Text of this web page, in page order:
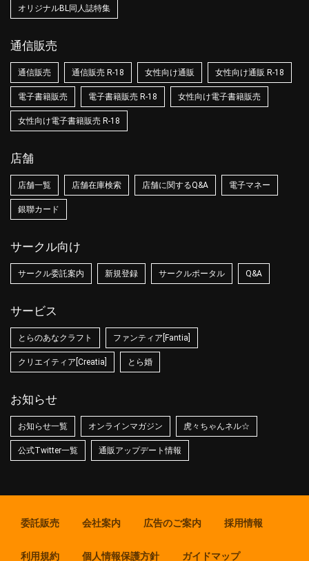
オリジナルBL同人誌特集
通信販売
通信販売 通信販売 R-18 女性向け通販 女性向け通販 R-18
電子書籍販売 電子書籍販売 R-18 女性向け電子書籍販売
女性向け電子書籍販売 R-18
店舗
店舗一覧 店舗在庫検索 店舗に関するQ&A 電子マネー
銀聯カード
サークル向け
サークル委託案内 新規登録 サークルポータル Q&A
サービス
とらのあなクラフト ファンティア[Fantia]
クリエイティア[Creatia] とら婚
お知らせ
お知らせ一覧 オンラインマガジン 虎々ちゃんネル☆
公式Twitter一覧 通販アップデート情報
委託販売 会社案内 広告のご案内 採用情報
利用規約 個人情報保護方針 ガイドマップ